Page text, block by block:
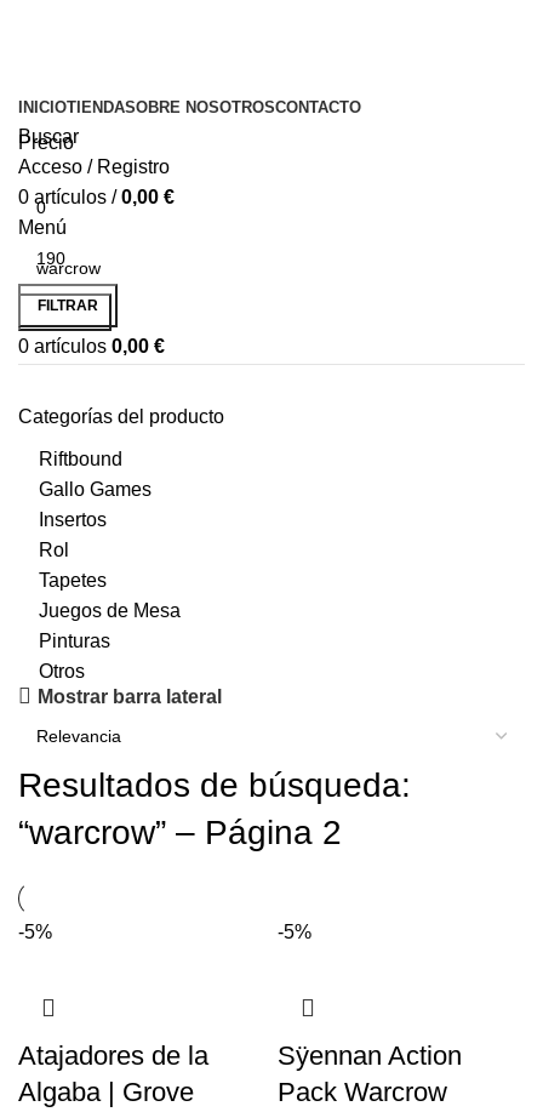
INICIOTIENDASOBRE NOSOTROSCONTACTO
Buscar
Acceso / Registro
0 artículos / 0,00 €
Menú
Buscar...
0 artículos 0,00 €
Precio
FILTRAR
Categorías del producto
Riftbound
Gallo Games
Insertos
Rol
Tapetes
Juegos de Mesa
Pinturas
Otros
Mostrar barra lateral
Resultados de búsqueda:
“warcrow” – Página 2
-5%
Atajadores de la
Algaba | Grove
-5%
Sÿennan Action
Pack Warcrow